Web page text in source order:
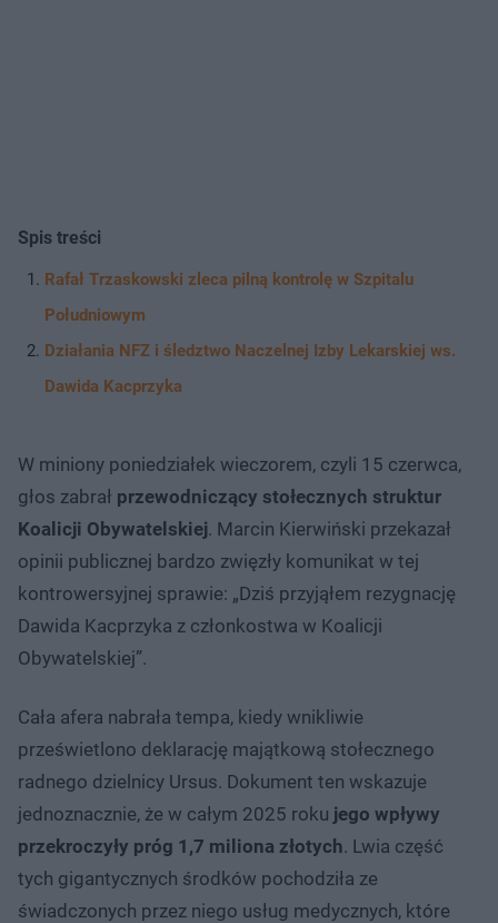
Spis treści
Rafał Trzaskowski zleca pilną kontrolę w Szpitalu
Południowym
Działania NFZ i śledztwo Naczelnej Izby Lekarskiej ws.
Dawida Kacprzyka
W miniony poniedziałek wieczorem, czyli 15 czerwca,
głos zabrał przewodniczący stołecznych struktur
Koalicji Obywatelskiej. Marcin Kierwiński przekazał
opinii publicznej bardzo zwięzły komunikat w tej
kontrowersyjnej sprawie: „Dziś przyjąłem rezygnację
Dawida Kacprzyka z członkostwa w Koalicji
Obywatelskiej”.
Cała afera nabrała tempa, kiedy wnikliwie
prześwietlono deklarację majątkową stołecznego
radnego dzielnicy Ursus. Dokument ten wskazuje
jednoznacznie, że w całym 2025 roku jego wpływy
przekroczyły próg 1,7 miliona złotych. Lwia część
tych gigantycznych środków pochodziła ze
świadczonych przez niego usług medycznych, które